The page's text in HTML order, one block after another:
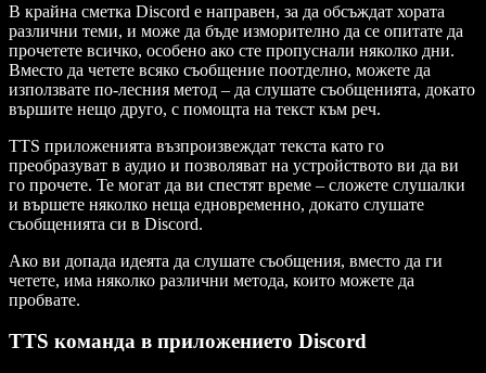
В крайна сметка Discord е направен, за да обсъждат хората
различни теми, и може да бъде изморително да се опитате да
прочетете всичко, особено ако сте пропуснали няколко дни.
Вместо да четете всяко съобщение поотделно, можете да
използвате по-лесния метод – да слушате съобщенията, докато
вършите нещо друго, с помощта на текст към реч.
TTS приложенията възпроизвеждат текста като го
преобразуват в аудио и позволяват на устройството ви да ви
го прочете. Те могат да ви спестят време – сложете слушалки
и вършете няколко неща едновременно, докато слушате
съобщенията си в Discord.
Ако ви допада идеята да слушате съобщения, вместо да ги
четете, има няколко различни метода, които можете да
пробвате.
TTS команда в приложението Discord